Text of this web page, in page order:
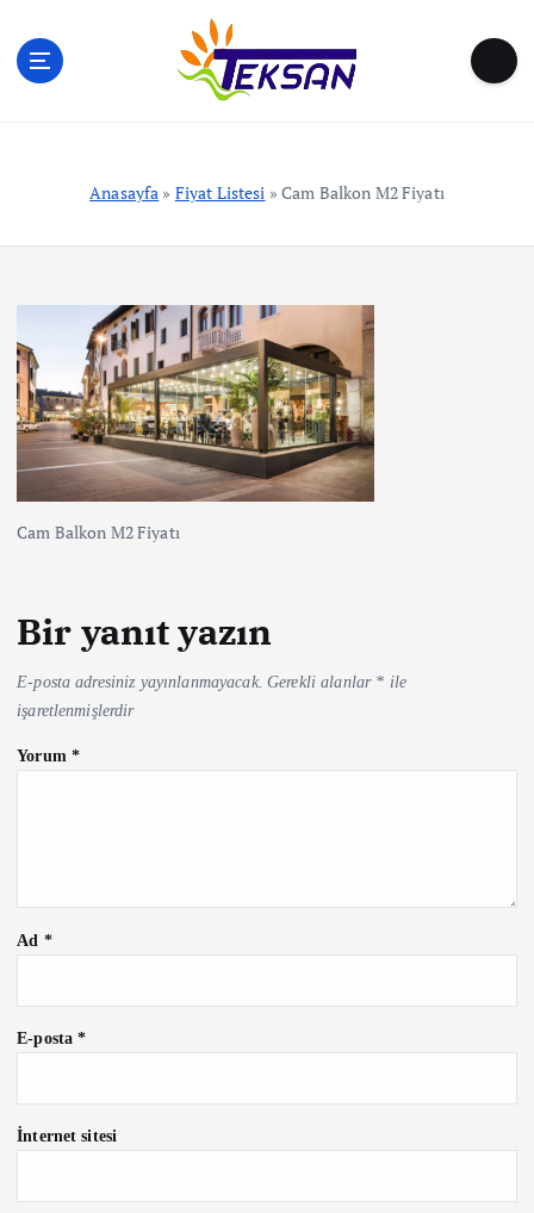
Anasayfa » Fiyat Listesi »Cam Balkon M2 Fiyatı
Cam Balkon M2 Fiyatı
Bir yanıt yazın
E-posta adresiniz yayınlanmayacak. Gerekli alanlar * ile
işaretlenmişlerdir
Yorum *
Ad *
E-posta*
İnternet sitesi